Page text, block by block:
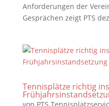
Anforderungen der
Gesprächen zeigt PTS
Tennisplätze richtig